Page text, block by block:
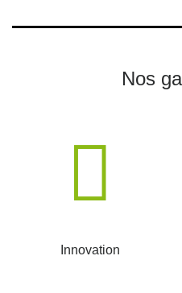
Nos
Innovation